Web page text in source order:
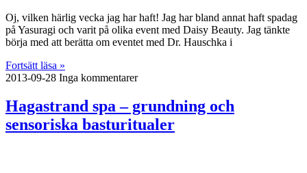
Oj, vilken härlig vecka jag har haft! Jag har bland annat haft spadag
på Yasuragi och varit på olika event med Daisy Beauty. Jag tänkte
börja med att berätta om eventet med Dr. Hauschka i
Fortsätt läsa »
2013-09-28 Inga kommentarer
Hagastrand spa – grundning och
sensoriska basturitualer